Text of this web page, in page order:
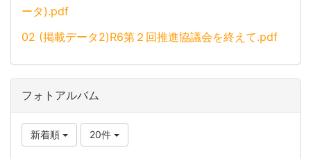
ータ).pdf
02 (掲載データ2)R6第２回推進協議会を終えて.pdf
フォトアルバム
新着順 20件